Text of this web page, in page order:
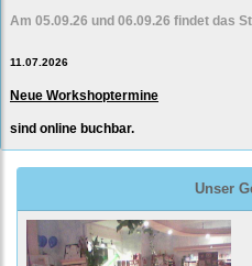
Am 05.09.26 und 06.09.26 findet das
11.07.2026
Neue Workshoptermine
sind online buchbar.
Unser